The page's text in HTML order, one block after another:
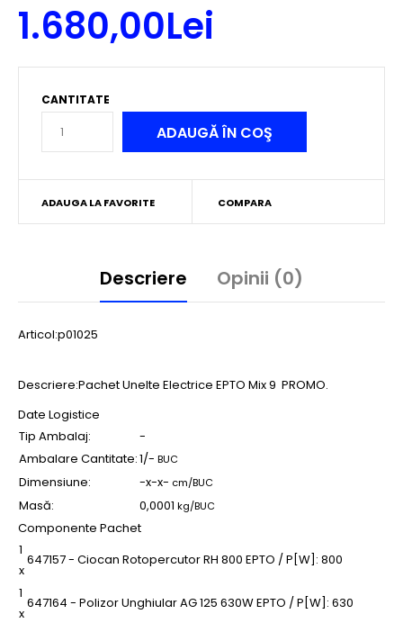
1.680,00Lei
CANTITATE
ADAUGA LA FAVORITE COMPARA
Descriere Opinii (0)
Articol:p01025
Descriere:Pachet Unelte Electrice EPTO Mix 9 PROMO.
Date Logistice
Tip Ambalaj:
-
Ambalare Cantitate:1/- BUC
Dimensiune: -x-x- cm/BUC
Masă: 0,0001 kg/BUC
Componente Pachet
1
x
647157 - Ciocan Rotopercutor RH 800 EPTO / P[W]: 800
1
x
647164 - Polizor Unghiular AG 125 630W EPTO / P[W]: 630